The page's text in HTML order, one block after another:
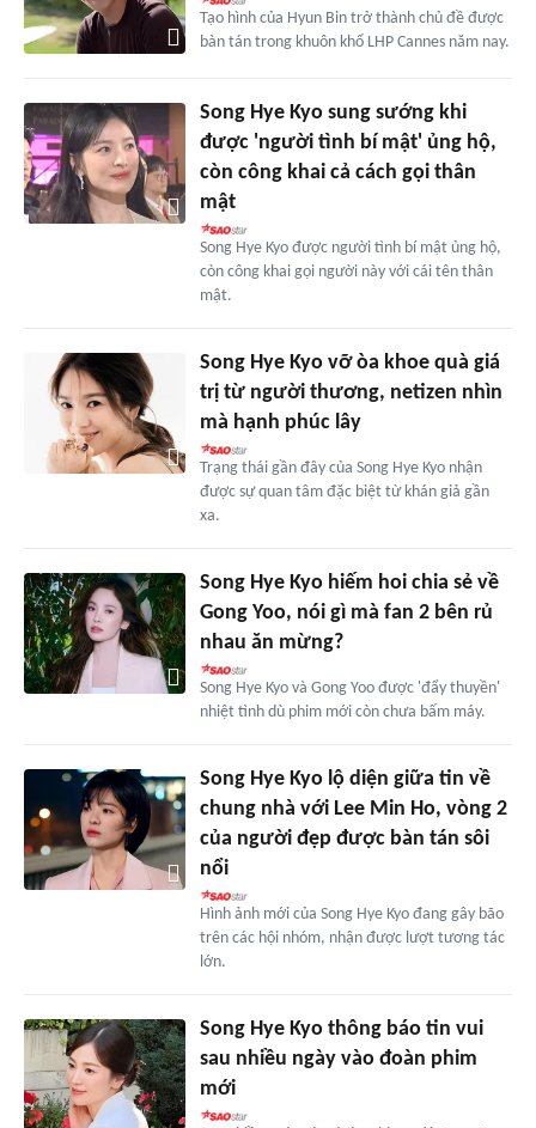
Tạo hình của Hyun Bin trở thành chủ đề được
bàn tán trong khuôn khổ LHP Cannes năm nay.
Song Hye Kyo sung sướng khi
được 'người tình bí mật' ủng hộ,
còn công khai cả cách gọi thân
mật
Song Hye Kyo được người tình bí mật ủng hộ,
còn công khai gọi người này với cái tên thân
mật.
Song Hye Kyo vỡ òa khoe quà giá
trị từ người thương, netizen nhìn
mà hạnh phúc lây
Trạng thái gần đây của Song Hye Kyo nhận
được sự quan tâm đặc biệt từ khán giả gần
xa.
Song Hye Kyo hiếm hoi chia sẻ về
Gong Yoo, nói gì mà fan 2 bên rủ
nhau ăn mừng?
Song Hye Kyo và Gong Yoo được 'đẩy thuyền'
nhiệt tình dù phim mới còn chưa bấm máy.
Song Hye Kyo lộ diện giữa tin về
chung nhà với Lee Min Ho, vòng 2
của người đẹp được bàn tán sôi
nổi
Hình ảnh mới của Song Hye Kyo đang gây bão
trên các hội nhóm, nhận được lượt tương tác
lớn.
Song Hye Kyo thông báo tin vui
sau nhiều ngày vào đoàn phim
mới